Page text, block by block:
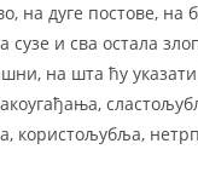
на дуге постове, на
сузе и сва остала
на шта ћу указати
користољубља,